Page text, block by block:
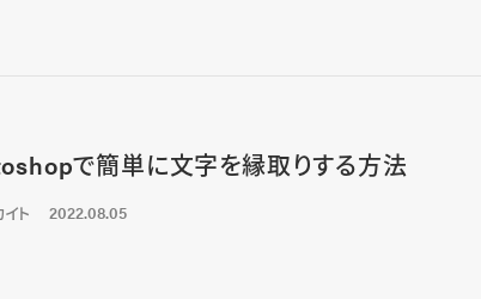
で簡単に文字を縁取りする方法
ト 2022.08.05